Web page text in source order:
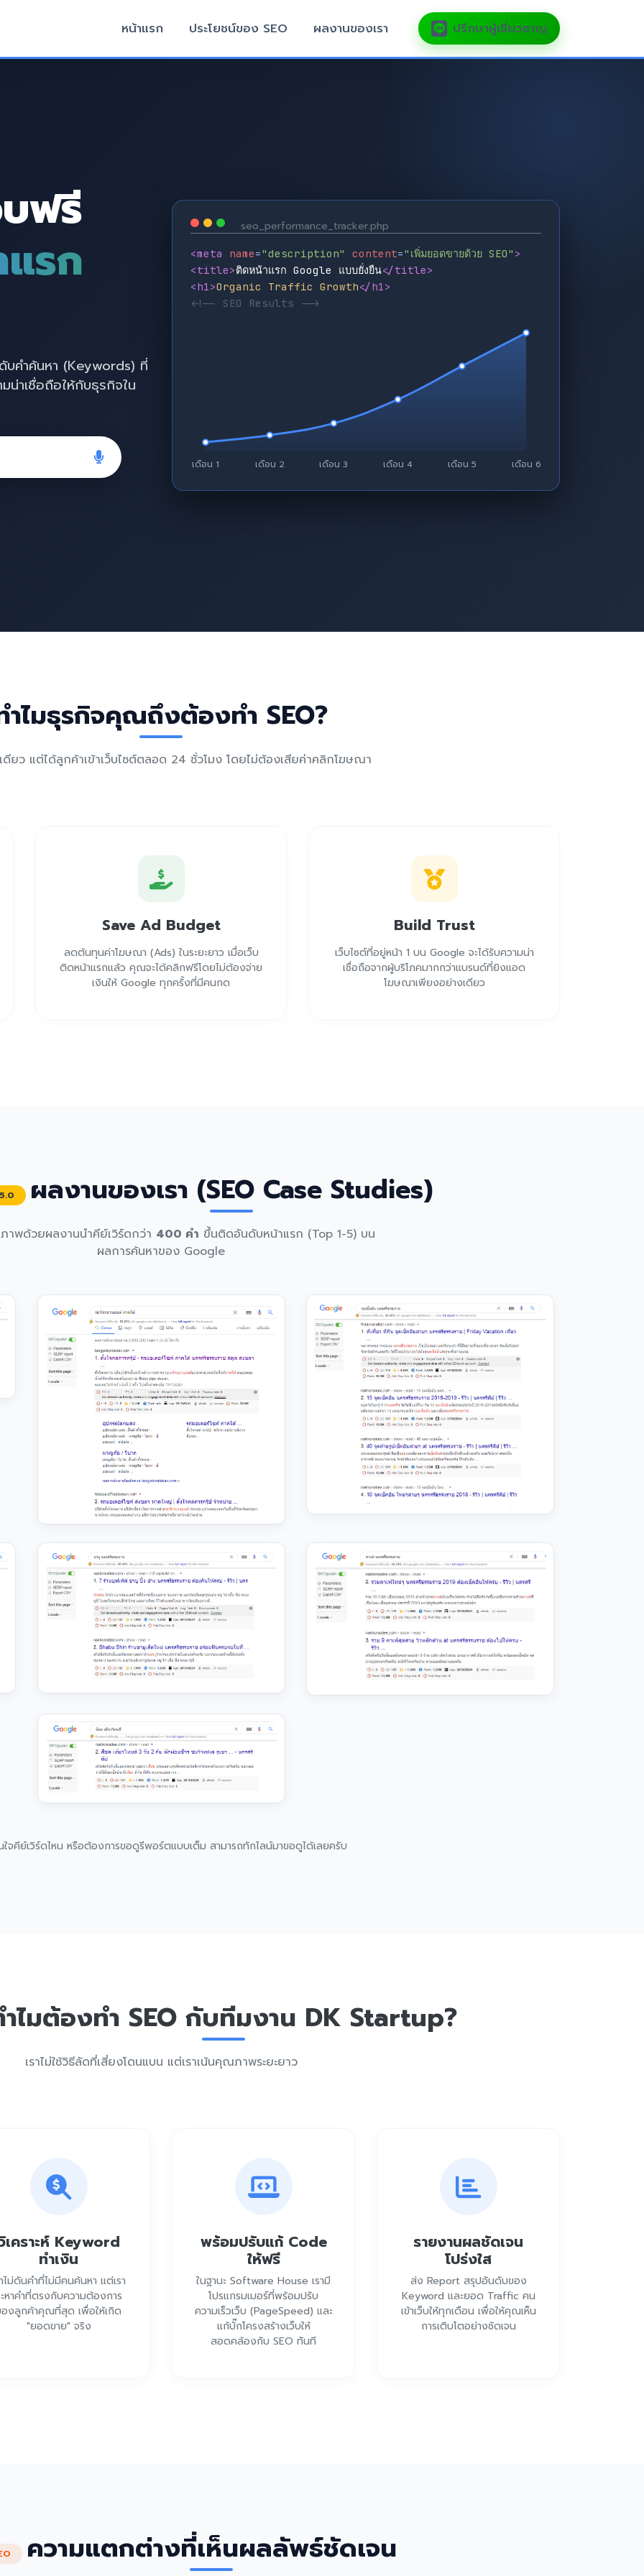
หน้าแรก ประโยชน์ของ SEO ผลงานของเรา ปรึกษาผู้เชี่ยวชาญ
บฟรี
แรก
บคำค้นหา (Keywords) ที่
น่าเชื่อถือให้กับธุรกิจใน
seo_performance_tracker.php
<meta name="description" content="เพิ่มยอดขายด้วย SEO" >
<title>ติดหน้าแรก Google แบบยั่งยืน</title>
<h1>Organic Traffic Growth</h1>
<!-- SEO Results -->
ำไมธุรกิจคุณถึงต้องทำ SEO?
ดียว แต่ได้ลูกค้าเข้าเว็บไซต์ตลอด 24 ชั่วโมง โดยไม่ต้องเสียค่าคลิกโฆษณา
Save Ad Budget
ลดต้นทุนค่าโฆษณา (Ads) ในระยะยาว เมื่อเว็บ
ติดหน้าแรกแล้ว คุณจะได้คลิกฟรีโดยไม่ต้องจ่าย
เงินให้ Google ทุกครั้งที่มีคนกด
Build Trust
เว็บไซต์ที่อยู่หน้า 1 บน Google จะได้รับความน่า
เชื่อถือจากผู้บริโภคมากกว่าแบรนด์ที่ยิงแอด
โฆษณาเพียงอย่างเดียว
ผลงานของเรา (SEO Case Studies)
พด้วยผลงานนำคีย์เวิร์ดกว่า 400 คำ ขึ้นติดอันดับหน้าแรก (Top 1-5) บน
ผลการค้นหาของ Google
จคีย์เวิร์ดไหน หรือต้องการขอดูรีพอร์ตแบบเต็ม สามารถทักไลน์มาขอดูได้เลยครับ
ไมต้องทำ SEO กับทีมงาน DK Startup?
เราไม่ใช้วิธีลัดที่เสี่ยงโดนแบน แต่เราเน้นคุณภาพระยะยาว
เคราะห์ Keyword
ทำเงิน
ไม่ดันคำที่ไม่มีคนค้นหา แต่เรา
หาคำที่ตรงกับความต้องการ
งลูกค้าคุณที่สุด เพื่อให้เกิด
"ยอดขาย" จริง
พร้อมปรับแก้ Code
ให้ฟรี
ในฐานะ Software House เรามี
โปรแกรมเมอร์ที่พร้อมปรับ
ความเร็วเว็บ (PageSpeed) และ
แก้บั๊กโครงสร้างเว็บให้
สอดคล้องกับ SEO ทันที
รายงานผลชัดเจน
โปร่งใส
ส่ง Report สรุปอันดับของ
Keyword และยอด Traffic คน
เข้าเว็บให้ทุกเดือน เพื่อให้คุณเห็น
การเติบโตอย่างชัดเจน
ความแตกต่างที่เห็นผลลัพธ์ชัดเจน